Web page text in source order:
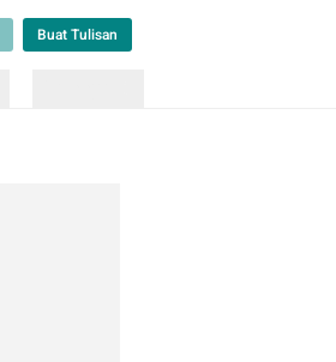
Buat Tulisan